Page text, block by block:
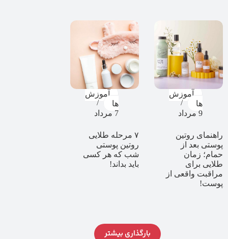
آموزش
ها
9 مرداد
راهنمای روتین
پوستی بعد از
حمام؛ زمان
طلایی برای
مراقبت واقعی از
پوست!
آموزش
ها
7 مرداد
۷ مرحله طلایی
روتین پوستی
شب که هر کسی
باید بداند!
بارگذاری بیشتر